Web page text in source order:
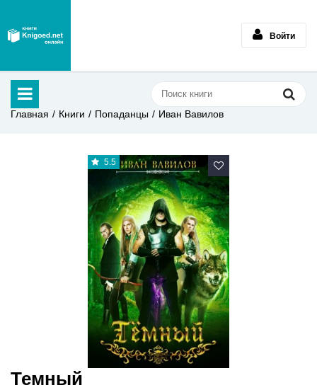
Войти
Главная Книги Попаданцы Иван Вавилов
5.5
Темный